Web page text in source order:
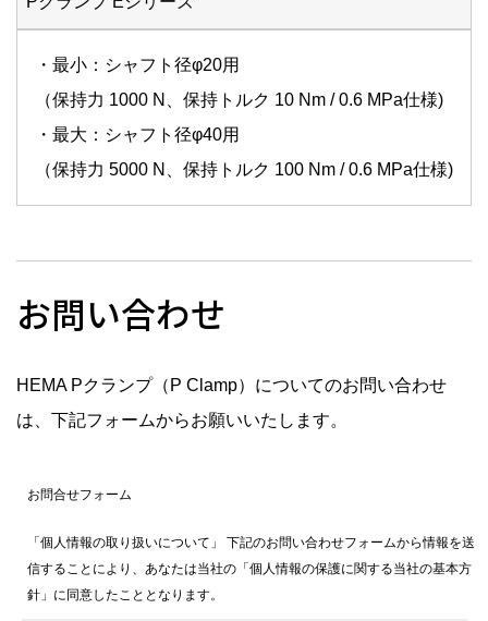
・最小：シャフト径φ20用
（保持力 1000 N、保持トルク 10 Nm / 0.6 MPa仕様)
・最大：シャフト径φ40用
（保持力 5000 N、保持トルク 100 Nm / 0.6 MPa仕様)
お問い合わせ
HEMA Pクランプ（P Clamp）についてのお問い合わせ
は、下記フォームからお願いいたします。
お問合せフォーム
「個人情報の取り扱いについて」 下記のお問い合わせフォームから情報を送
信することにより、あなたは当社の「個人情報の保護に関する当社の基本方
針」に同意したこととなります。